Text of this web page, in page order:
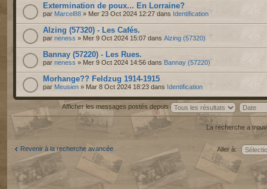
Extermination de poux... En Lorraine?
par Marcel88 » Mer 23 Oct 2024 12:27 dans Identification
Alzing (57320) - Les Cafés.
par neness » Mer 9 Oct 2024 15:07 dans Alzing (57320)
Bannay (57220) - Les Rues.
par neness » Mer 9 Oct 2024 14:56 dans Bannay (57220)
Morhange?? Feldzug 1914-1915
par Meusien » Mar 8 Oct 2024 18:23 dans Identification
Afficher les messages postés depuis
La recherche a
Revenir à la recherche avancée Aller à: